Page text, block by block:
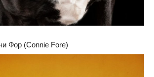
Фор (Connie Fore)